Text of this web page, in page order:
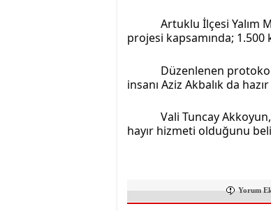
Artuklu İlçesi Yalım
projesi kapsamında;
Düzenlenen
insanı Aziz Akbalık da
Vali Tuncay
hayır hizmeti olduğunu
Yorum